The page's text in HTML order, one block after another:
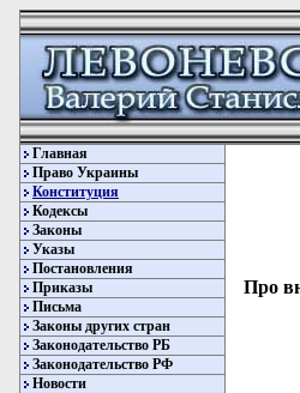
Главная
Право Украины
Конституция
Кодексы
Законы
Указы
Постановления
Приказы
Письма
Законы других стран
Законодательство РБ
Законодательство РФ
Новости
Про